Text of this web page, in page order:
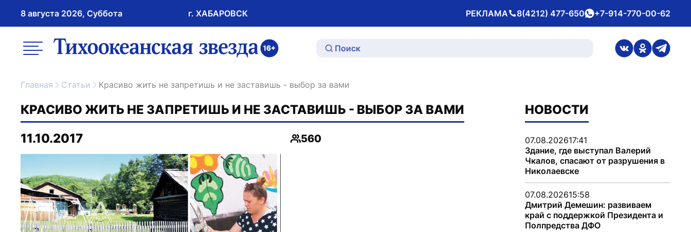
8 августа 2026, Суббота г. ХАБАРОВСК РЕКЛАМА
Телефон 8(4212) 477-650whatsApp
+7-914-770-00-62
меню ссылка на главную
ссылка на
ссылка на
Главная Статьи Красиво жить не запретишь и не заставишь - выбор за вами
КРАСИВО ЖИТЬ НЕ ЗАПРЕТИШЬ И НЕ ЗАСТАВИШЬ - ВЫБОР ЗА ВАМИ
11.10.2017
Просмотры
560
НОВОСТИ
07.08.202617:41
Здание, где выступал Валерий
Чкалов, спасают от разрушения в
Николаевске
07.08.202615:58
Дмитрий Демешин: развиваем
край с поддержкой Президента и
Полпредства ДФО